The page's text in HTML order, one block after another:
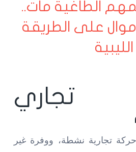
10.. المهم الطاغية مات..
على الطريقة
الليبية
تجاري
تجارية نشطة، ووفرة غير